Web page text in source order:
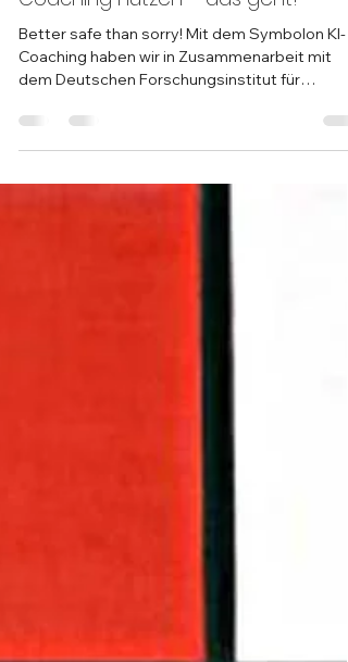
KI ethisch korrekt und sicher im
Coaching nutzen – das geht!
Better safe than sorry! Mit dem Symbolon KI-
dem Deutschen Forschungsinstitut für
Künstliche...